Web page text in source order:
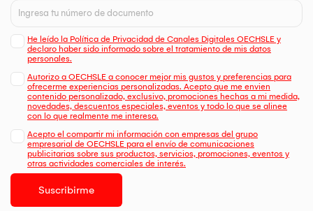
He leído la Política de Privacidad de Canales Digitales OECHSLE y
declaro haber sido informado sobre el tratamiento de mis datos
personales.
Autorizo a OECHSLE a conocer mejor mis gustos y preferencias para
ofrecerme experiencias personalizadas. Acepto que me envien
contenido personalizado, exclusivo, promociones hechas a mi medida,
novedades, descuentos especiales, eventos y todo lo que se alinee
con lo que realmente me interesa.
Acepto el compartir mi información con empresas del grupo
empresarial de OECHSLE para el envío de comunicaciones
publicitarias sobre sus productos, servicios, promociones, eventos y
otras actividades comerciales de interés.
Suscribirme